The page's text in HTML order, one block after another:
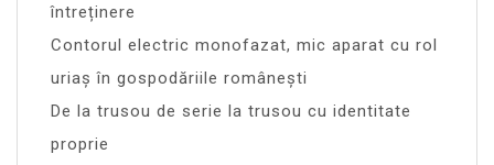
întreținere
Contorul electric monofazat, mic aparat cu rol
uriaș în gospodăriile românești
De la trusou de serie la trusou cu identitate
proprie